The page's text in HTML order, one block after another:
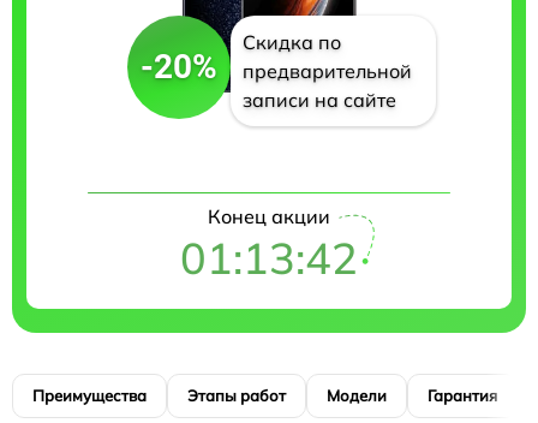
-20%
Скидка по
предварительной
записи на сайте
Конец акции
01:13:42
Преимущества Этапы работ Модели Гарантия